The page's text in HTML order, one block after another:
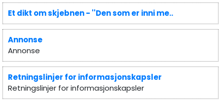
Et dikt om skjebnen - ''Den som er inni me..
Annonse
Annonse
Retningslinjer for informasjonskapsler
Retningslinjer for informasjonskapsler